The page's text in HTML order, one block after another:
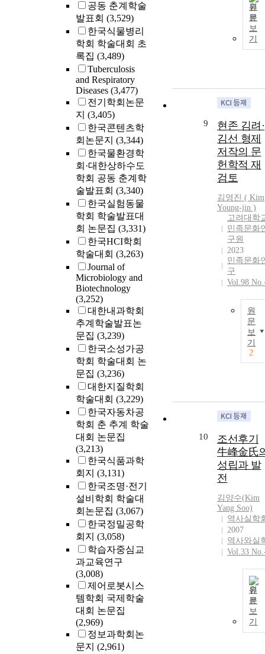
공동 춘계학술
발표회 (3,529)
한국식물병리
학회 학술대회 초
록집 (3,489)
Tuberculosis
and Respiratory
Diseases (3,477)
전기학회논문
지 (3,405)
한국콘텐츠학
회논문지 (3,344)
한국물환경학
회·대한상하수도
학회 공동 춘계학
술발표회 (3,340)
한국실험동물
학회 학술발표대
회 논문집 (3,331)
한국HCI학회
학술대회 (3,263)
Journal of
Microbiology and
Biotechnology
(3,252)
대한내과학회
추계학술발표논
문집 (3,239)
한국소성가공
학회 학술대회 논
문집 (3,236)
대한지질학회
학술대회 (3,229)
한국자동차공
학회 춘 추계 학술
대회 논문집
(3,213)
한국식품과학
회지 (3,131)
한국조명·전기
설비학회 학술대
회논문집 (3,067)
한국정밀공학
회지 (3,058)
학습자중심교
과교육연구
(3,008)
제어로봇시스
템학회 국제학술
대회 논문집
(2,969)
정보과학회논
문지 (2,961)
원
문
보
기
9
현존 김려·
김선 형제
저작의 문
헌학적 재
검토
김영진 ( Kim
Young-jin )
고려대학
민족문화
구원
2023
민족문화
구
Vol.98
원
문
보
기
2
10
조선후기
牛峰金氏
성립과 발
전
김양수(Kim
Yang Soo)
역사실학
2007
역사와실
Vol.33
원
문
보
기